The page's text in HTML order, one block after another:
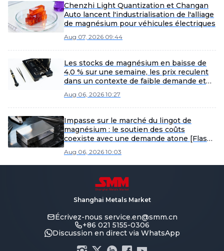
Chenzhi Light Quantization et Changan
Auto lancent l'industrialisation de l'alliage
de magnésium pour véhicules électriques
Aug 07, 2026 09:44
Les stocks de magnésium en baisse de
4,0 % sur une semaine, les prix reculent
dans un contexte de faible demande et
Aug 06, 2026 10:27
Impasse sur le marché du lingot de
magnésium : le soutien des coûts
coexiste avec une demande atone [Flash
SMM]
Aug 06, 2026 10:03
Shanghai Metals Market
Écrivez-nous service.en@smm.cn
+86 021 5155-0306
Discussion en direct via WhatsApp